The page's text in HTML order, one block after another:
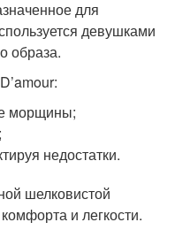
для
девушками
образа.
морщины;
недостатки.
шелковистой
и легкости.